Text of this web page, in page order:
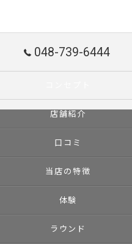
048-739-6444
店舗紹介
口コミ
当店の特徴
体験
ラウンド